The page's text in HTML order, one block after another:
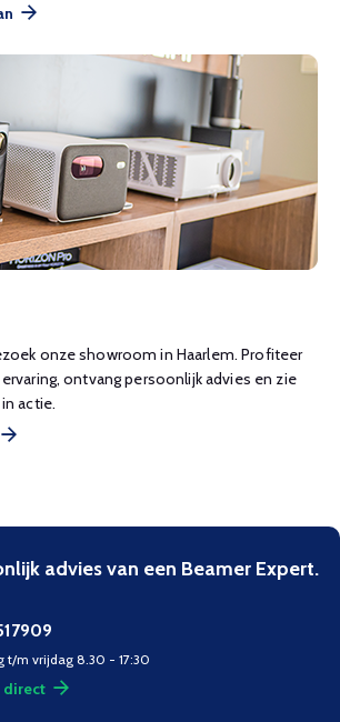
onze showroom in Haarlem. Profiteer
ontvang persoonlijk advies en zie
actie.
advies van een Beamer Expert.
t/m vrijdag 8.30 - 17:30
direct